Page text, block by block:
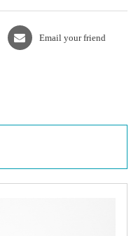
Email your friend